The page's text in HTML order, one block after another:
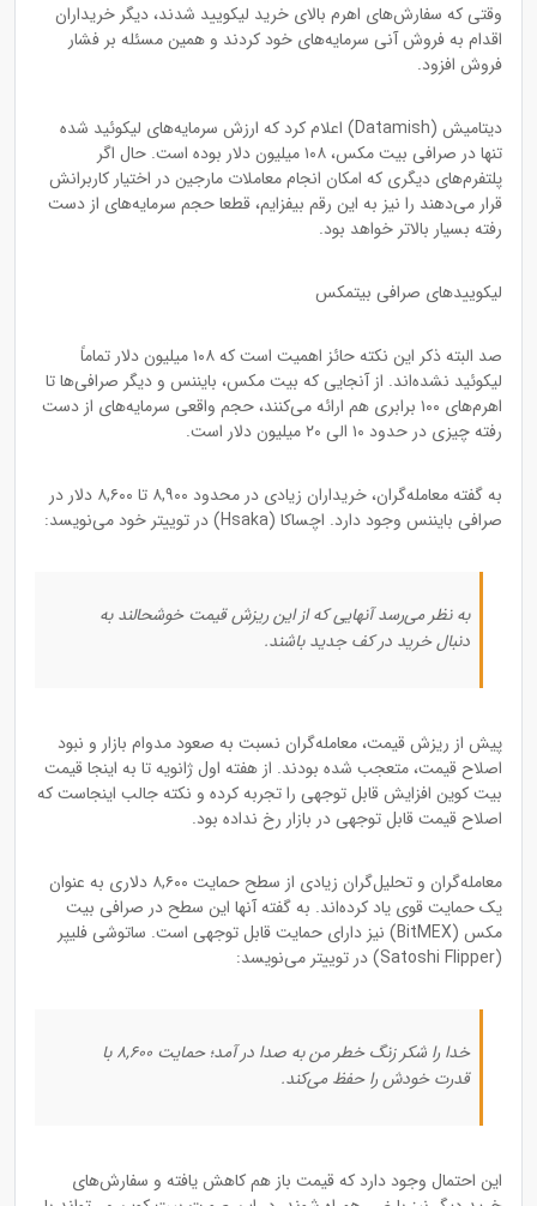
وقتی که سفارش‌های اهرم بالای خرید لیکویید شدند، دیگر خریداران
اقدام به فروش آنی سرمایه‌های خود کردند و همین مسئله بر فشار
فروش افزود.
دیتامیش (Datamish) اعلام کرد که ارزش سرمایه‌های لیکوئید شده
تنها در صرافی بیت مکس، ۱۰۸ میلیون دلار بوده است. حال اگر
پلتفرم‌های دیگری که امکان انجام معاملات مارجین در اختیار کاربرانش
قرار می‌دهند را نیز به این رقم بیفزایم، قطعا حجم سرمایه‌های از دست
رفته بسیار بالاتر خواهد بود.
لیکوییدهای صرافی بیتمکس
صد البته ذکر این نکته حائز اهمیت است که ۱۰۸ میلیون دلار تماماً
لیکوئید نشده‌اند. از آنجایی که بیت مکس، بایننس و دیگر صرافی‌ها تا
اهرم‌های ۱۰۰ برابری هم ارائه می‌کنند، حجم واقعی سرمایه‌های از دست
رفته چیزی در حدود ۱۰ الی ۲۰ میلیون دلار است.
به گفته معامله‌گران، خریداران زیادی در محدود ۸,۹۰۰ تا ۸,۶۰۰ دلار در
صرافی بایننس وجود دارد. اچساکا (Hsaka) در توییتر خود می‌نویسد:
به نظر می‌رسد آنهایی که از این ریزش قیمت خوشحالند به
دنبال خرید در کف جدید باشند.
پیش از ریزش قیمت، معامله‌گران نسبت به صعود مدوام بازار و نبود
اصلاح قیمت، متعجب شده بودند. از هفته اول ژانویه تا به اینجا قیمت
بیت کوین افزایش قابل توجهی را تجربه کرده و نکته جالب اینجاست که
اصلاح قیمت قابل توجهی در بازار رخ نداده بود.
معامله‌گران و تحلیل‌گران زیادی از سطح حمایت ۸,۶۰۰ دلاری به عنوان
یک حمایت قوی یاد کرده‌اند. به گفته آنها این سطح در صرافی بیت
مکس (BitMEX) نیز دارای حمایت قابل توجهی است. ساتوشی فلیپر
(Satoshi Flipper) در توییتر می‌نویسد:
خدا را شکر زنگ خطر من به صدا در آمد؛ حمایت ۸,۶۰۰ با
قدرت خودش را حفظ می‌کند.
این احتمال وجود دارد که قیمت باز هم کاهش یافته و سفارش‌های